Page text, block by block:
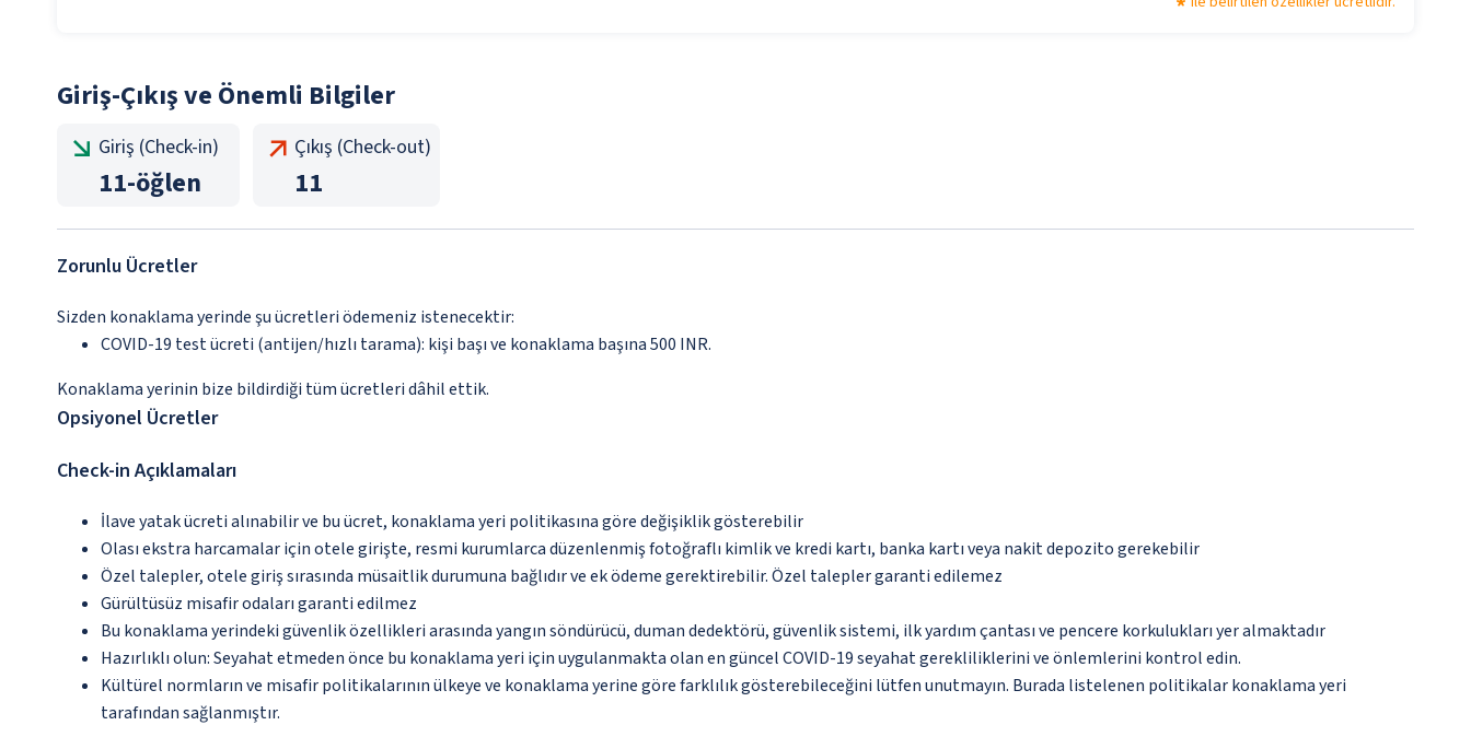
Giriş-Çıkış ve Önemli Bilgiler
Giriş (Check-in)
11-öğlen
Çıkış (Check-out)
11
Zorunlu Ücretler
Sizden konaklama yerinde şu ücretleri ödemeniz istenecektir:
COVID-19 test ücreti (antijen/hızlı tarama): kişi başı ve konaklama başına 500 INR.
Konaklama yerinin bize bildirdiği tüm ücretleri dâhil ettik.
Opsiyonel Ücretler
Check-in Açıklamaları
İlave yatak ücreti alınabilir ve bu ücret, konaklama yeri politikasına göre değişiklik gösterebilir
Olası ekstra harcamalar için otele girişte, resmi kurumlarca düzenlenmiş fotoğraflı kimlik ve kredi kartı, banka kartı veya nakit depozito gerekebilir
Özel talepler, otele giriş sırasında müsaitlik durumuna bağlıdır ve ek ödeme gerektirebilir. Özel talepler garanti edilemez
Gürültüsüz misafir odaları garanti edilmez
Bu konaklama yerindeki güvenlik özellikleri arasında yangın söndürücü, duman dedektörü, güvenlik sistemi, ilk yardım çantası ve pencere korkulukları yer almaktadır
Hazırlıklı olun: Seyahat etmeden önce bu konaklama yeri için uygulanmakta olan en güncel COVID-19 seyahat gerekliliklerini ve önlemlerini kontrol edin.
Kültürel normların ve misafir politikalarının ülkeye ve konaklama yerine göre farklılık gösterebileceğini lütfen unutmayın. Burada listelenen politikalar konaklama yeri
tarafından sağlanmıştır.